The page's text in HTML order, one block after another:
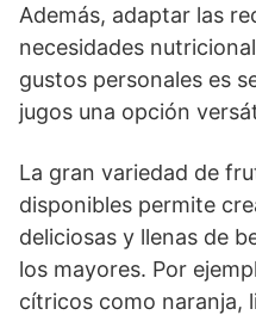
Además, adaptar las
necesidades
gustos personales es
jugos una opción
La gran variedad de
disponibles permite
deliciosas y llenas de
los mayores. Por
cítricos como naranja,